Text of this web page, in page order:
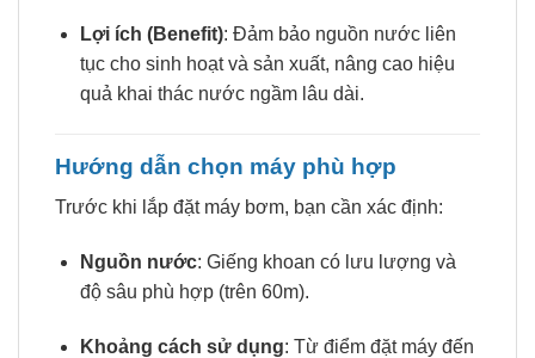
Lợi ích (Benefit): Đảm bảo nguồn nước liên
tục cho sinh hoạt và sản xuất, nâng cao hiệu
quả khai thác nước ngầm lâu dài.
Hướng dẫn chọn máy phù hợp
Trước khi lắp đặt máy bơm, bạn cần xác định:
Nguồn nước: Giếng khoan có lưu lượng và
độ sâu phù hợp (trên 60m).
Khoảng cách sử dụng: Từ điểm đặt máy đến